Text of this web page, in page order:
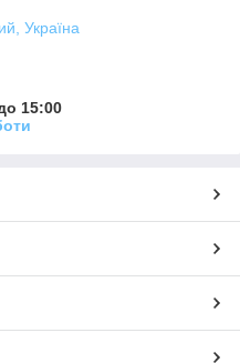
Україна
15:00